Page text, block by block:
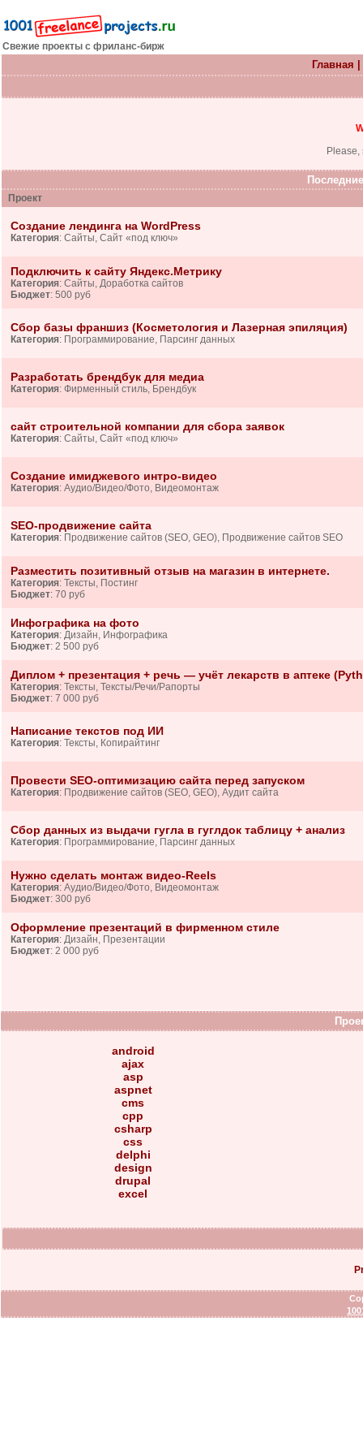
Свежие проекты с фриланс-бирж
Главная
Please,
Проект
Создание лендинга на WordPress
Категория: Сайты, Сайт «под ключ»
Подключить к сайту Яндекс.Метрику
Категория: Сайты, Доработка сайтов
Бюджет: 500 руб
Сбор базы франшиз (Косметология и Лазерная эпиляция)
Категория: Программирование, Парсинг данных
Разработать брендбук для медиа
Категория: Фирменный стиль, Брендбук
сайт строительной компании для сбора заявок
Категория: Сайты, Сайт «под ключ»
Создание имиджевого интро-видео
Категория: Аудио/Видео/Фото, Видеомонтаж
SEO-продвижение сайта
Категория: Продвижение сайтов (SEO, GEO), Продвижение сайтов SEO
Разместить позитивный отзыв на магазин в интернете.
Категория: Тексты, Постинг
Бюджет: 70 руб
Инфографика на фото
Категория: Дизайн, Инфографика
Бюджет: 2 500 руб
Диплом + презентация + речь — учёт лекарств в аптеке
Категория: Тексты, Тексты/Речи/Рапорты
Бюджет: 7 000 руб
Написание текстов под ИИ
Категория: Тексты, Копирайтинг
Провести SEO-оптимизацию сайта перед запуском
Категория: Продвижение сайтов (SEO, GEO), Аудит сайта
Сбор данных из выдачи гугла в гуглдок таблицу + анализ
Категория: Программирование, Парсинг данных
Нужно сделать монтаж видео-Reels
Категория: Аудио/Видео/Фото, Видеомонтаж
Бюджет: 300 руб
Оформление презентаций в фирменном стиле
Категория: Дизайн, Презентации
Бюджет: 2 000 руб
android
ajax
asp
aspnet
cms
cpp
csharp
css
delphi
design
drupal
excel